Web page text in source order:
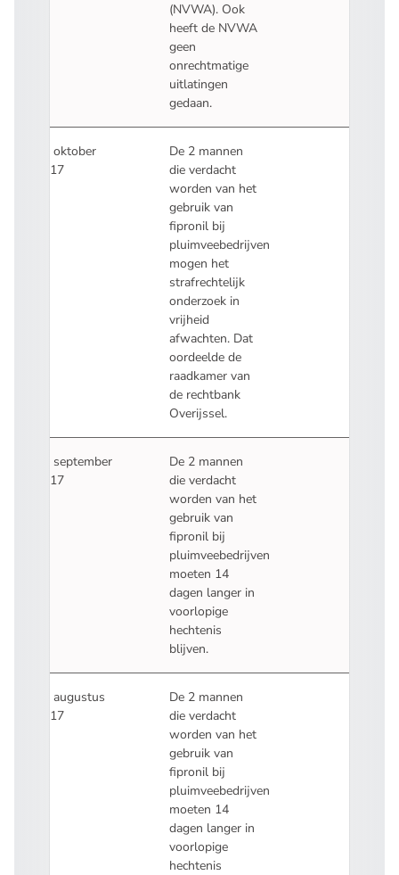
(NVWA). Ook
heeft de NVWA
geen
onrechtmatige
uitlatingen
gedaan.
11 oktober
2017
De 2 mannen
die verdacht
worden van het
gebruik van
fipronil bij
pluimveebedrijven
mogen het
strafrechtelijk
onderzoek in
vrijheid
afwachten. Dat
oordeelde de
raadkamer van
de rechtbank
Overijssel.
27 september
2017
De 2 mannen
die verdacht
worden van het
gebruik van
fipronil bij
pluimveebedrijven
moeten 14
dagen langer in
voorlopige
hechtenis
blijven.
15 augustus
2017
De 2 mannen
die verdacht
worden van het
gebruik van
fipronil bij
pluimveebedrijven
moeten 14
dagen langer in
voorlopige
hechtenis